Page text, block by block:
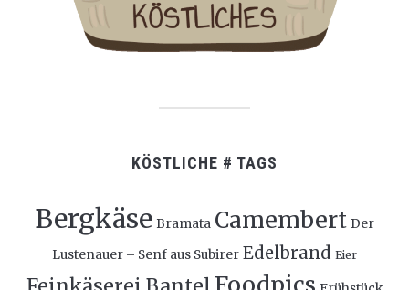
KÖSTLICHE # TAGS
Bergkäse Bramata Camembert Der
Lustenauer – Senf aus Subirer Edelbrand Eier
Foodpics